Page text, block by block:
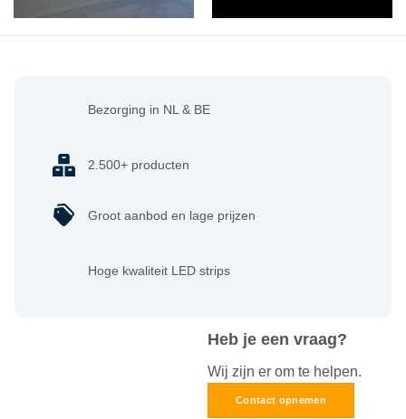
Heb je een vraag?
Wij zijn er om te helpen.
Contact opnemen
Bezorging in NL & BE
2.500+ producten
Groot aanbod en lage prijzen
Hoge kwaliteit LED strips